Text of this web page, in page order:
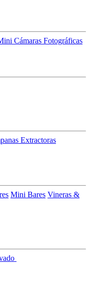
Cámaras Fotográficas
Extractoras
Mini Bares Vineras &